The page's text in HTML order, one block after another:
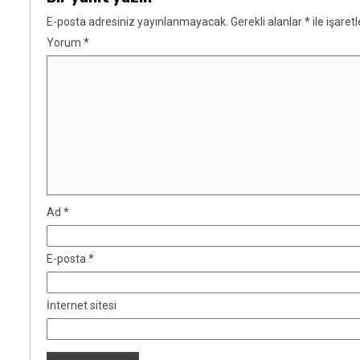
E-posta adresiniz yayınlanmayacak. Gerekli alanlar*ile
Yorum *
Ad *
E-posta *
İnternet sitesi